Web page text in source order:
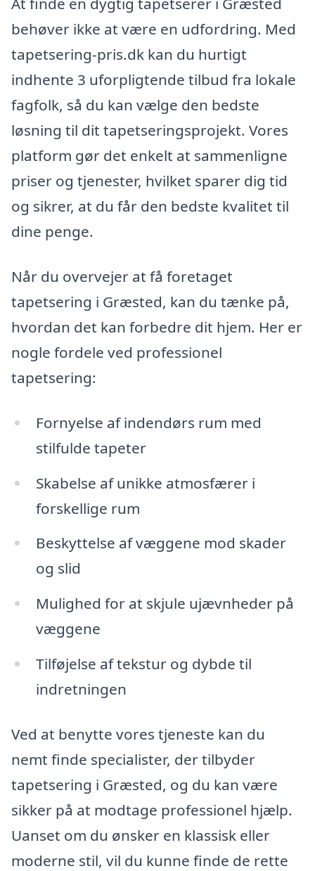
behøver ikke at være en udfordring. Med
tapetsering-pris.dk kan du hurtigt
indhente 3 uforpligtende tilbud fra lokale
fagfolk, så du kan vælge den bedste
løsning til dit tapetseringsprojekt. Vores
platform gør det enkelt at sammenligne
priser og tjenester, hvilket sparer dig tid
og sikrer, at du får den bedste kvalitet til
dine penge.
Når du overvejer at få foretaget
tapetsering i Græsted, kan du tænke på,
hvordan det kan forbedre dit hjem. Her er
nogle fordele ved professionel
tapetsering:
Fornyelse af indendørs rum med
stilfulde tapeter
Skabelse af unikke atmosfærer i
forskellige rum
Beskyttelse af væggene mod skader
og slid
Mulighed for at skjule ujævnheder på
væggene
Tilføjelse af tekstur og dybde til
indretningen
Ved at benytte vores tjeneste kan du
nemt finde specialister, der tilbyder
tapetsering i Græsted, og du kan være
sikker på at modtage professionel hjælp.
Uanset om du ønsker en klassisk eller
moderne stil, vil du kunne finde de rette